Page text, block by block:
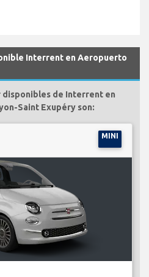
Interrent en Aeropuerto
disponibles de Interrent en
Saint Exupéry son:
MINI